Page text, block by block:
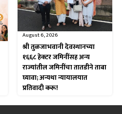
August 6, 2026
श्री तुळजाभवानी देवस्थानच्या
१६६८ हेक्टर जमिनींसह अन्य
राज्यांतील जमिनींचा तातडीने ताबा
घ्यावा; अन्यथा न्यायालयात
प्रतिवादी करू!